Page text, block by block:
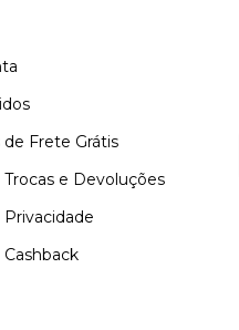
de Frete Grátis
e Devoluções